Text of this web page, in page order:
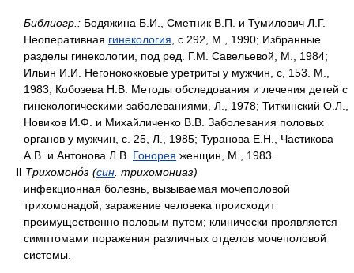
Библиогр.: Бодяжина Б.И., Сметник В.П. и Тумилович Л.Г.
Неоперативная гинекология , с 292, М., 1990; Избранные
разделы гинекологии, под ред. Г.М. Савельевой, М., 1984;
Ильин И.И. Негонококковые уретриты у мужчин, с, 153. М.,
1983; Кобозева Н.В. Методы обследования и лечения детей с
гинекологическими заболеваниями, Л., 1978; Титкинский О.Л.,
Новиков И.Ф. и Михайличенко В.В. Заболевания половых
органов у мужчин, с. 25, Л., 1985; Туранова Е.Н., Частикова
А.В. и Антонова Л.В. Гонорея женщин, М., 1983.
II Трихомоно́з (син . трихомониаз)
инфекционная болезнь, вызываемая мочеполовой
трихомонадой; заражение человека происходит
преимущественно половым путем; клинически проявляется
симптомами поражения различных отделов мочеполовой
системы.